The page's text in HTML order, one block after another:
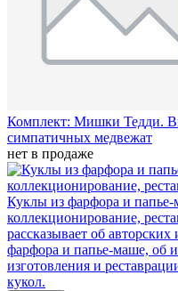
Комплект: Мишки Тедди.
симпатичных медвежат
нет в продаже
Куклы из фарфора и папье-
коллекционирование,
рассказывает об
фарфора и папье-маше, об
изготовления и
кукол.